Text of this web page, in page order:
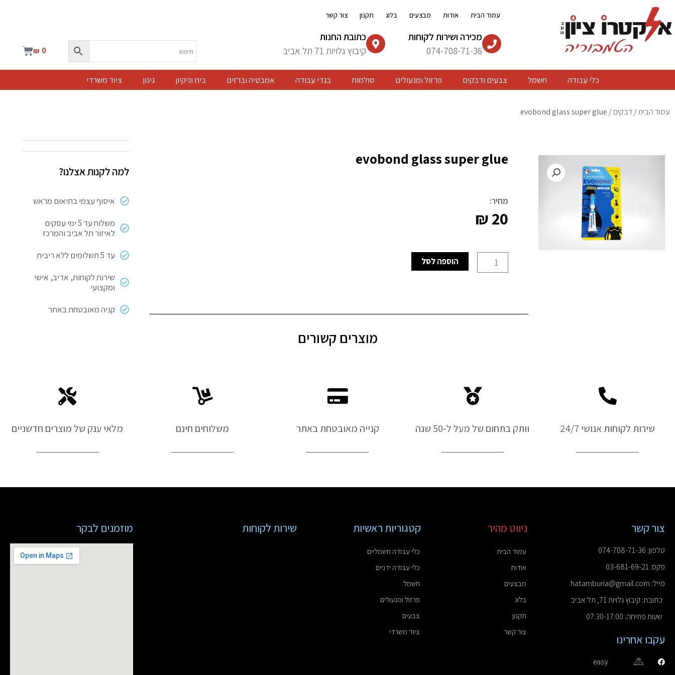
לתוכן
עמוד הבית אודות מבצעים בלוג תקנון צור קשר
מכירה ושירות לקוחות
074-708-71-36
כתובת החנות
קיבוץ גלויות 71 תל אביב
₪ 0
עגלת
כלי עבודה חשמל צבעים ודבקים פרזול ומנעולים סולמות בגדי עבודה אמבטיה וברזים בית וניקיון גינון ציוד משרדי
עמוד הבית/דבקים/ evobond glass super glue
evobond glass super glue
מחיר:
₪20
כמות
של
super
הוספה לסל
למה לקנות אצלנו?
איסוף עצמי בתיאום מראש
משלוח עד 5 ימי עסקים
לאיזור תל אביב והמרכז
עד 5 תשלומים ללא ריבית
שירות לקוחות, אדיב, אישי
ומקצועי
קניה מאובטחת באתר
מוצרים קשורים
שירות לקוחות אנושי 24/7 וותק בתחום של מעל ל-50 שנה קנייה מאובטחת באתר משלוחים חינם מלאי ענק של מוצרים חדשניים
צור קשר
טלפון: 074-708-71-36
פקס: 03-681-69-21
מייל: hatamburia@gmail.com
כתובת: קיבוץ גלויות 71, תל אביב
שעות פתיחה: 07:30-17:00
עקבו אחרינו
easy
ניווט מהיר
עמוד הבית
אודות
מבצעים
בלוג
תקנון
צור קשר
קטגוריות ראשיות
כלי עבודה חשמליים
כלי עבודה ידניים
חשמל
פרזול ומנעולים
צבעים
ציוד משרדי
שירות לקוחות מוזמנים לבקר